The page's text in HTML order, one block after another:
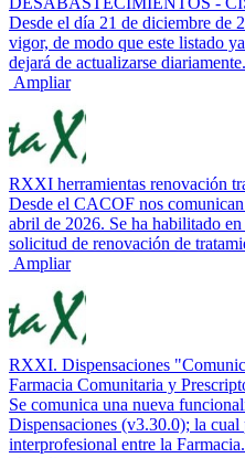
Desde el día 21 de diciembre de
vigor, de modo que este listado
dejará de actualizarse diariamente.
Ampliar
RXXI herramientas renovación
Desde el CACOF nos
abril de 2026. Se ha habilitado
solicitud de renovación de
Ampliar
RXXI. Dispensaciones
Farmacia Comunitaria y
Se comunica una nueva
Dispensaciones (v3.30.0); la
interprofesional entre la